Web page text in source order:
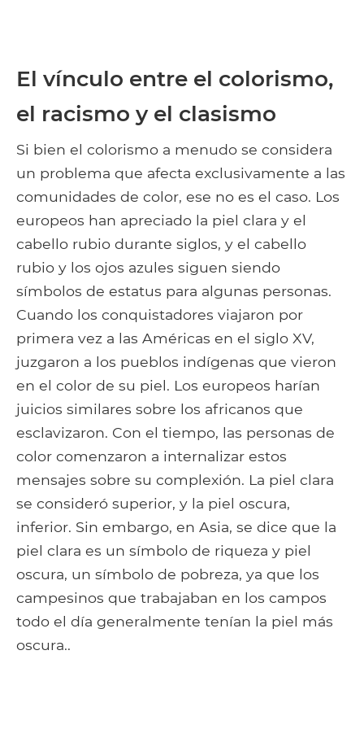
El vínculo entre el colorismo,
el racismo y el clasismo
Si bien el colorismo a menudo se considera
un problema que afecta exclusivamente a las
comunidades de color, ese no es el caso. Los
europeos han apreciado la piel clara y el
cabello rubio durante siglos, y el cabello
rubio y los ojos azules siguen siendo
símbolos de estatus para algunas personas.
Cuando los conquistadores viajaron por
primera vez a las Américas en el siglo XV,
juzgaron a los pueblos indígenas que vieron
en el color de su piel. Los europeos harían
juicios similares sobre los africanos que
esclavizaron. Con el tiempo, las personas de
color comenzaron a internalizar estos
mensajes sobre su complexión. La piel clara
se consideró superior, y la piel oscura,
inferior. Sin embargo, en Asia, se dice que la
piel clara es un símbolo de riqueza y piel
oscura, un símbolo de pobreza, ya que los
campesinos que trabajaban en los campos
todo el día generalmente tenían la piel más
oscura..